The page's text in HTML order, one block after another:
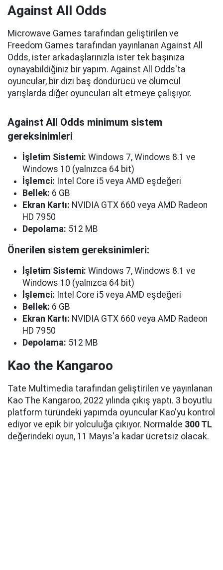
Against All Odds
Microwave Games tarafından geliştirilen ve
Freedom Games tarafından yayınlanan Against All
Odds, ister arkadaşlarınızla ister tek başınıza
oynayabildiğiniz bir yapım. Against All Odds'ta
oyuncular, bir dizi baş döndürücü ve ölümcül
yarışlarda diğer oyuncuları alt etmeye çalışıyor.
Against All Odds minimum sistem
gereksinimleri
İşletim Sistemi: Windows 7, Windows 8.1 ve
Windows 10 (yalnızca 64 bit)
İşlemci: Intel Core i5 veya AMD eşdeğeri
Bellek: 6 GB
Ekran Kartı: NVIDIA GTX 660 veya AMD Radeon
HD 7950
Depolama: 512 MB
Önerilen sistem gereksinimleri:
İşletim Sistemi: Windows 7, Windows 8.1 ve
Windows 10 (yalnızca 64 bit)
İşlemci: Intel Core i5 veya AMD eşdeğeri
Bellek: 6 GB
Ekran Kartı: NVIDIA GTX 660 veya AMD Radeon
HD 7950
Depolama: 512 MB
Kao the Kangaroo
Tate Multimedia tarafından geliştirilen ve yayınlanan
Kao The Kangaroo, 2022 yılında çıkış yaptı. 3 boyutlu
platform türündeki yapımda oyuncular Kao'yu kontrol
ediyor ve epik bir yolculuğa çıkıyor. Normalde 300 TL
değerindeki oyun, 11 Mayıs'a kadar ücretsiz olacak.